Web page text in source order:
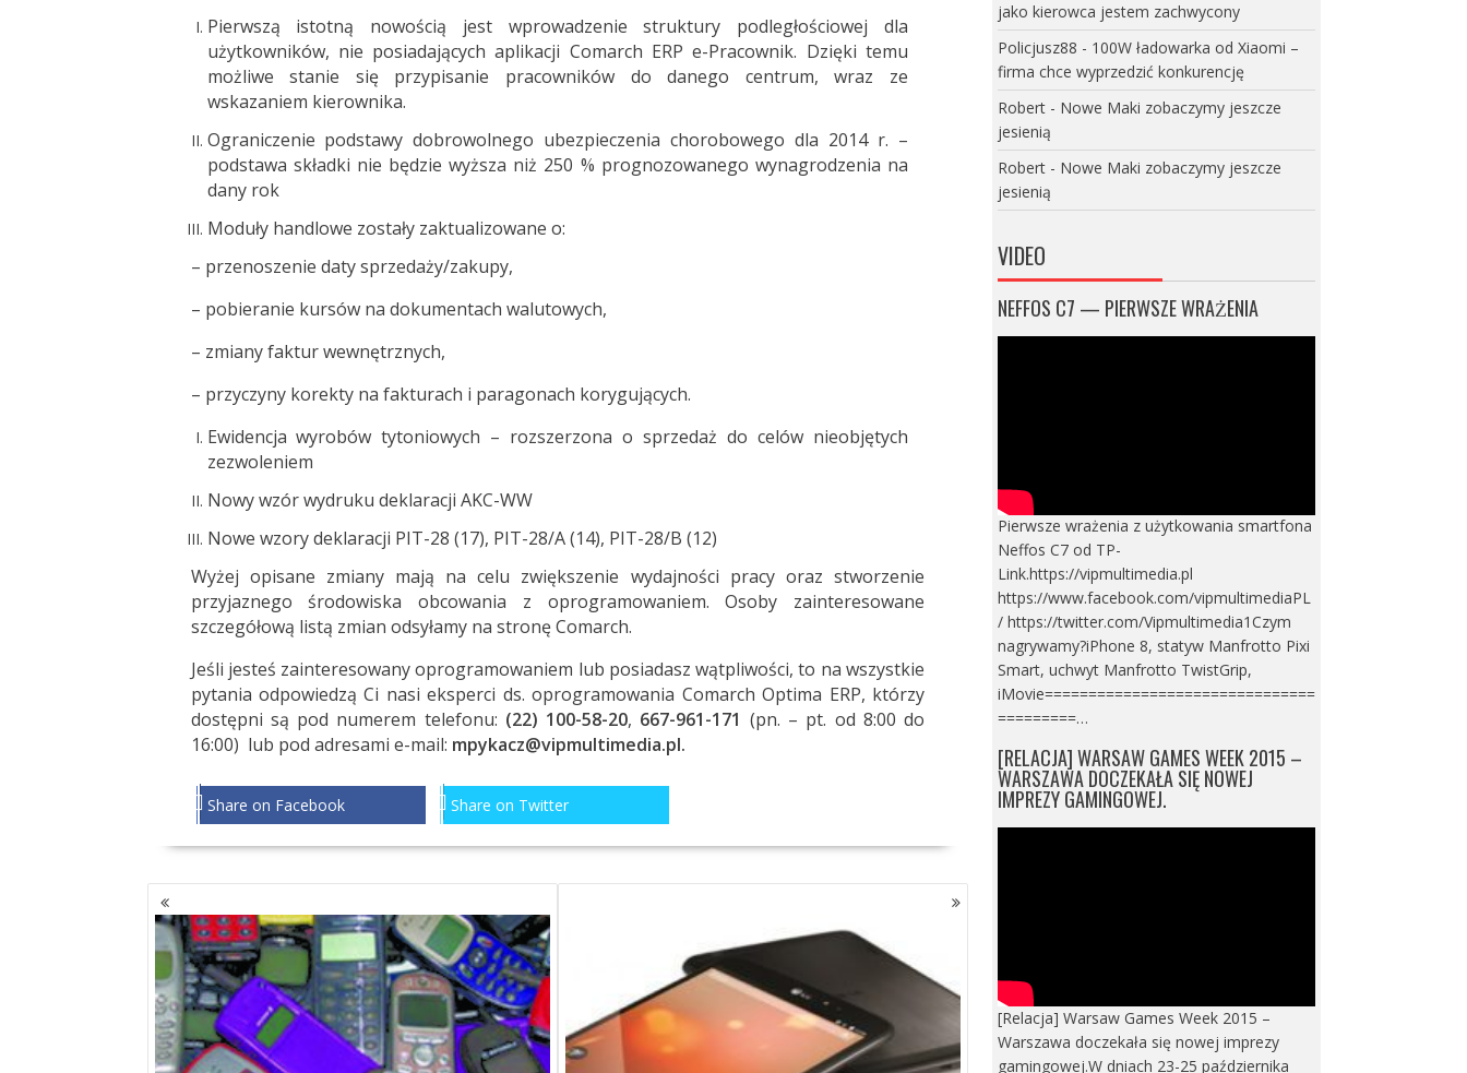
Pierwszą istotną nowością jest wprowadzenie struktury podległościowej dla
użytkowników, nie posiadających aplikacji Comarch ERP e-Pracownik. Dzięki temu
możliwe stanie się przypisanie pracowników do danego centrum, wraz ze
wskazaniem kierownika.
Ograniczenie podstawy dobrowolnego ubezpieczenia chorobowego dla 2014 r. –
podstawa składki nie będzie wyższa niż 250 % prognozowanego wynagrodzenia na
dany rok
Moduły handlowe zostały zaktualizowane o:
– przenoszenie daty sprzedaży/zakupy,
– pobieranie kursów na dokumentach walutowych,
– zmiany faktur wewnętrznych,
– przyczyny korekty na fakturach i paragonach korygujących.
Ewidencja wyrobów tytoniowych – rozszerzona o sprzedaż do celów nieobjętych
zezwoleniem
Nowy wzór wydruku deklaracji AKC-WW
Nowe wzory deklaracji PIT-28 (17), PIT-28/A (14), PIT-28/B (12)
Wyżej opisane zmiany mają na celu zwiększenie wydajności pracy oraz stworzenie
przyjaznego środowiska obcowania z oprogramowaniem. Osoby zainteresowane
szczegółową listą zmian odsyłamy na stronę Comarch.
Jeśli jesteś zainteresowany oprogramowaniem lub posiadasz wątpliwości, to na wszystkie
pytania odpowiedzą Ci nasi eksperci ds. oprogramowania Comarch Optima ERP, którzy
dostępni są pod numerem telefonu: (22) 100-58-20, 667-961-171 (pn. – pt. od 8:00 do
16:00) lub pod adresami e-mail: mpykacz@vipmultimedia.pl.
Share on Facebook Share on Twitter
NAWIGACJA
PO
WPISACH
jako kierowca jestem zachwycony
Policjusz88 - 100W ładowarka od Xiaomi –
firma chce wyprzedzić konkurencję
Robert- Nowe Maki zobaczymy jeszcze
jesienią
Robert- Nowe Maki zobaczymy jeszcze
jesienią
VIDEO
NEFFOS C7 — PIERWSZE WRAŻENIA
Pierwsze wrażenia z użytkowania smartfona
Neffos C7 od TP-
Link.https://vipmultimedia.pl
https://www.facebook.com/vipmultimediaPL
/ https://twitter.com/Vipmultimedia1Czym
nagrywamy?iPhone 8, statyw Manfrotto Pixi
Smart, uchwyt Manfrotto TwistGrip,
iMovie===============================
=========…
[RELACJA] WARSAW GAMES WEEK 2015 –
WARSZAWA DOCZEKAŁA SIĘ NOWEJ
IMPREZY GAMINGOWEJ.
[Relacja] Warsaw Games Week 2015 –
Warszawa doczekała się nowej imprezy
gamingowej.W dniach 23-25 października